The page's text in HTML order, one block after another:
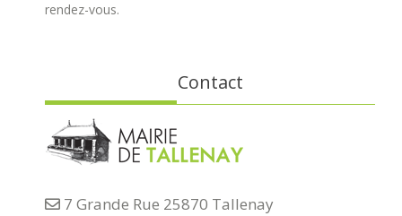
rendez-vous.
Contact
7 Grande Rue 25870 Tallenay